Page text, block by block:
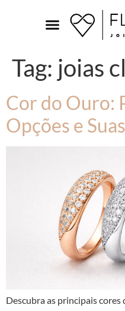
Tag: joias
Cor do Ouro:
Opções e
Descubra as principais